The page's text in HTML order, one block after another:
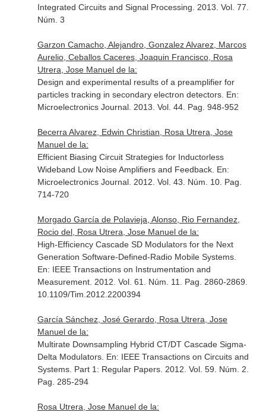
Integrated Circuits and Signal Processing . 2013. Vol. 77.
Núm. 3
Garzon Camacho, Alejandro, Gonzalez Alvarez, Marcos
Aurelio, Ceballos Caceres, Joaquin Francisco, Rosa
Utrera, Jose Manuel de la:
Design and experimental results of a preamplifier for
particles tracking in secondary electron detectors. En:
Microelectronics Journal. 2013. Vol. 44. Pag. 948-952
Becerra Alvarez, Edwin Christian, Rosa Utrera, Jose
Manuel de la:
Efficient Biasing Circuit Strategies for Inductorless
Wideband Low Noise Amplifiers and Feedback. En:
Microelectronics Journal. 2012. Vol. 43. Núm. 10. Pag.
714-720
Morgado García de Polavieja, Alonso, Rio Fernandez,
Rocio del, Rosa Utrera, Jose Manuel de la:
High-Efficiency Cascade SD Modulators for the Next
Generation Software-Defined-Radio Mobile Systems.
En: IEEE Transactions on Instrumentation and
Measurement. 2012. Vol. 61. Núm. 11. Pag. 2860-2869.
10.1109/Tim.2012.2200394
García Sánchez, José Gerardo, Rosa Utrera, Jose
Manuel de la:
Multirate Downsampling Hybrid CT/DT Cascade Sigma-
Delta Modulators. En: IEEE Transactions on Circuits and
Systems. Part 1: Regular Papers. 2012. Vol. 59. Núm. 2.
Pag. 285-294
Rosa Utrera, Jose Manuel de la: